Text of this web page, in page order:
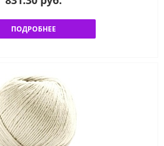
ПОДРОБНЕЕ